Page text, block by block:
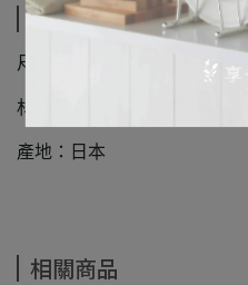
規格說明
尺寸：201x15mm
材質：304不鏽鋼
產地：日本
相關商品